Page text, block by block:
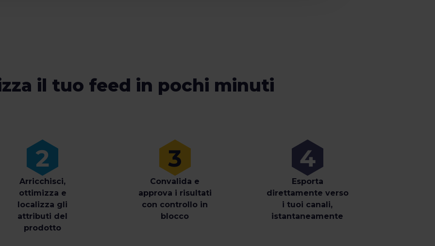
il tuo feed in pochi minuti
Arricchisci,
ottimizza e
localizza gli
attributi del
prodotto
Convalida e
approva i risultati
con controllo in
blocco
Esporta
direttamente verso
i tuoi canali,
istantaneamente